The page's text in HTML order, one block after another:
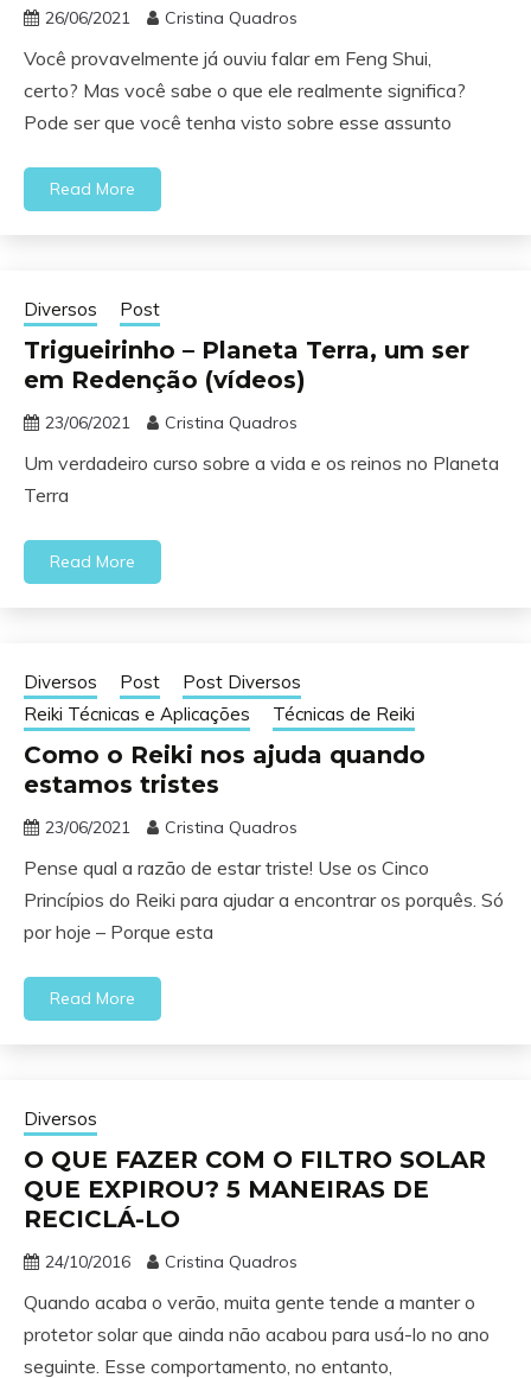
26/06/2021 Cristina Quadros
Você provavelmente já ouviu falar em Feng Shui,
certo? Mas você sabe o que ele realmente significa?
Pode ser que você tenha visto sobre esse assunto
Read More
Diversos Post
Trigueirinho – Planeta Terra, um ser
em Redenção (vídeos)
23/06/2021 Cristina Quadros
Um verdadeiro curso sobre a vida e os reinos no Planeta
Terra
Read More
Diversos Post
Post Diversos
Reiki Técnicas e Aplicações
Técnicas de Reiki
Como o Reiki nos ajuda quando
estamos tristes
23/06/2021 Cristina Quadros
Pense qual a razão de estar triste! Use os Cinco
Princípios do Reiki para ajudar a encontrar os porquês. Só
por hoje – Porque esta
Read More
Diversos
O QUE FAZER COM O FILTRO SOLAR
QUE EXPIROU? 5 MANEIRAS DE
RECICLÁ-LO
24/10/2016 Cristina Quadros
Quando acaba o verão, muita gente tende a manter o
protetor solar que ainda não acabou para usá-lo no ano
seguinte. Esse comportamento, no entanto,